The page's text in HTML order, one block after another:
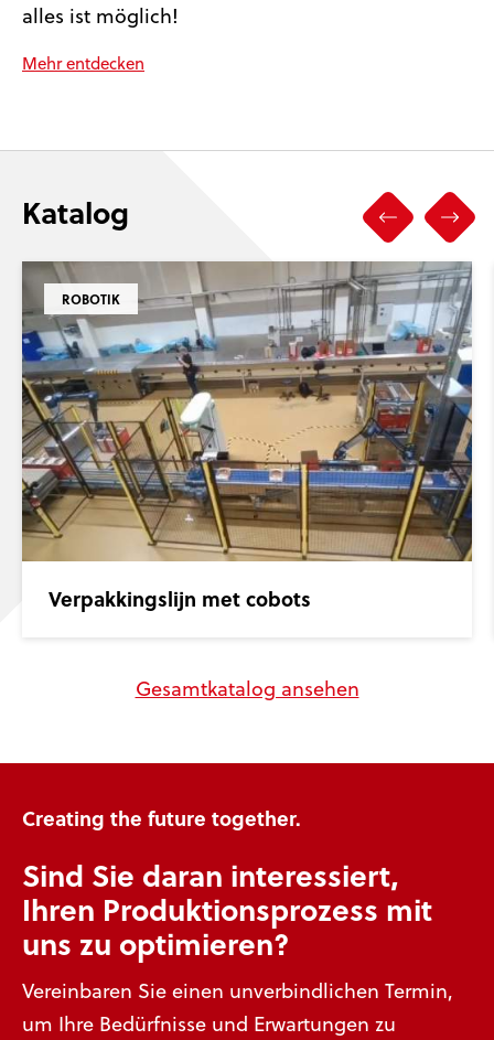
alles ist möglich!
Mehr entdecken
Katalog
Gesamtkatalog ansehen
ROBOTIK
Verpakkingslijn met cobots
Creating the future together.
Sind Sie daran interessiert,
Ihren Produktionsprozess mit
uns zu optimieren?
Vereinbaren Sie einen unverbindlichen Termin,
um Ihre Bedürfnisse und Erwartungen zu